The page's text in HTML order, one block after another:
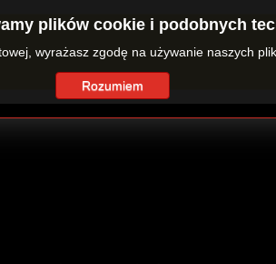
plików cookie i podobnych
wyrażasz zgodę na używanie naszych
Rozumiem